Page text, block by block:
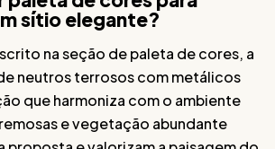
sítio elegante?
na seção de paleta de cores, a
neutros terrosos com metálicos
que harmoniza com o ambiente
e vegetação abundante